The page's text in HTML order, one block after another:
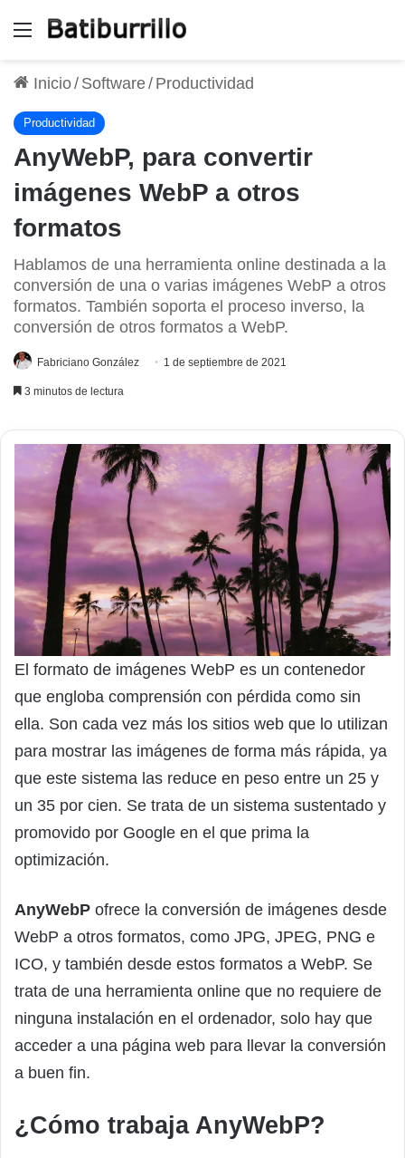
Menú
Inicio/ Software/ Productividad
Productividad
AnyWebP, para convertir
imágenes WebP a otros
formatos
Hablamos de una herramienta online destinada a la
conversión de una o varias imágenes WebP a otros
formatos. También soporta el proceso inverso, la
conversión de otros formatos a WebP.
Fabriciano González 1 de septiembre de 2021
3 minutos de lectura
El formato de imágenes WebP es un contenedor
que engloba comprensión con pérdida como sin
ella. Son cada vez más los sitios web que lo utilizan
para mostrar las imágenes de forma más rápida, ya
que este sistema las reduce en peso entre un 25 y
un 35 por cien. Se trata de un sistema sustentado y
promovido por Google en el que prima la
optimización.
AnyWebP ofrece la conversión de imágenes desde
WebP a otros formatos, como JPG, JPEG, PNG e
ICO, y también desde estos formatos a WebP. Se
trata de una herramienta online que no requiere de
ninguna instalación en el ordenador, solo hay que
acceder a una página web para llevar la conversión
a buen fin.
¿Cómo trabaja AnyWebP?